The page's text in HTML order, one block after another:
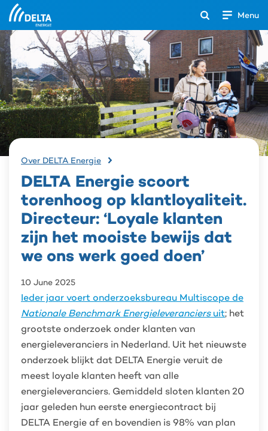
Menu
Open
het
zoekveld
Search
Over DELTA Energie
scoort
torenhoog
op
klantloyaliteit.
Directeur:
‘Loyale
klanten
zijn
bewijs
dat
we
ons
werk
goed
doen’
DELTA Energie scoort
torenhoog op klantloyaliteit.
Directeur: ‘Loyale klanten
zijn het mooiste bewijs dat
we ons werk goed doen’
10 June 2025
Ieder jaar voert onderzoeksbureau Multiscope de
Nationale Benchmark Energieleveranciersuit; het
grootste onderzoek onder klanten van
energieleveranciers in Nederland. Uit het nieuwste
onderzoek blijkt dat DELTA Energie veruit de
meest loyale klanten heeft van alle
energieleveranciers. Gemiddeld sloten klanten 20
jaar geleden hun eerste energiecontract bij
DELTA Energie af en bovendien is 98% van plan